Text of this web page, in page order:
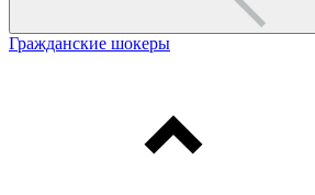
Гражданские шокеры